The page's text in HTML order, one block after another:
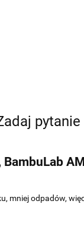
pytanie
BambuLab
mniej odpadów,